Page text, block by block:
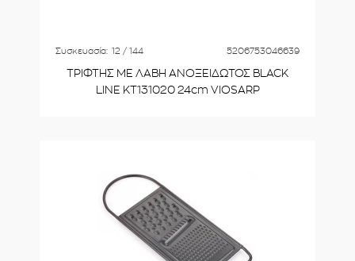
Συσκευασία: 12 / 144 5206753046639
ΤΡΙΦΤΗΣ ΜΕ ΛΑΒΗ ΑΝΟΞΕΙΔΩΤΟΣ BLACK
LINE KT131020 24cm VIOSARP